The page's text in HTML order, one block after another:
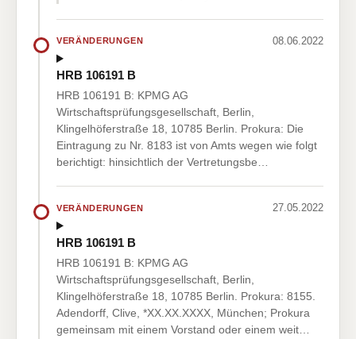
VERÄNDERUNGEN 08.06.2022
HRB 106191 B
HRB 106191 B: KPMG AG
Wirtschaftsprüfungsgesellschaft, Berlin,
Klingelhöferstraße 18, 10785 Berlin. Prokura: Die
Eintragung zu Nr. 8183 ist von Amts wegen wie folgt
berichtigt: hinsichtlich der Vertretungsbe…
VERÄNDERUNGEN 27.05.2022
HRB 106191 B
HRB 106191 B: KPMG AG
Wirtschaftsprüfungsgesellschaft, Berlin,
Klingelhöferstraße 18, 10785 Berlin. Prokura: 8155.
Adendorff, Clive, *XX.XX.XXXX, München; Prokura
gemeinsam mit einem Vorstand oder einem weit…